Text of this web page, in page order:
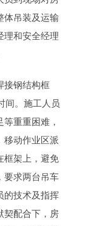
体吊装及运输
理和安全经理
接钢结构框
间。施工人员
重重困难，
移动作业区派
框架上，避免
要求两台吊车
的技术及指挥
契配合下，房